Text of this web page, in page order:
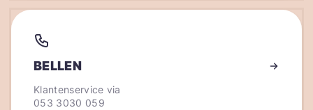
BELLEN
Klantenservice via
053 3030 059